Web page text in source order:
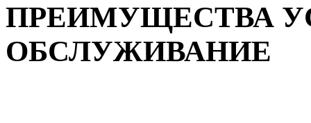
ПРЕИМУЩЕСТВА
ОБСЛУЖИВАНИЕ